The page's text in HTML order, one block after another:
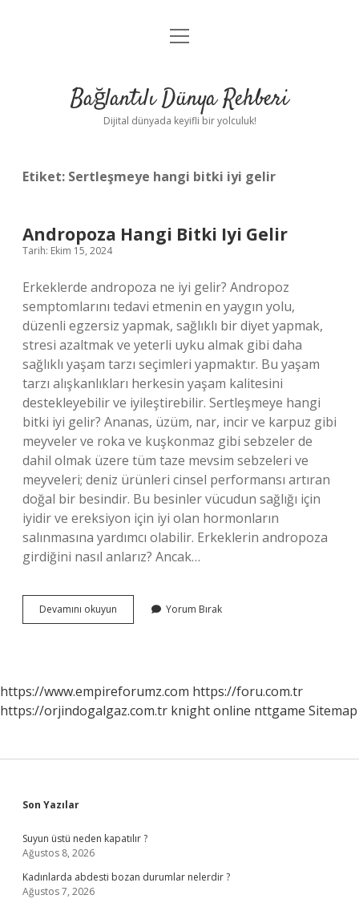
Anasayfa
Yasal Uyarı
menüyü
Bağlantılı Dünya Rehberi
Dijital dünyada keyifli bir yolculuk!
Etiket: Sertleşmeye hangi bitki iyi gelir
Andropoza Hangi Bitki Iyi Gelir
Tarih: Ekim 15, 2024
Erkeklerde andropoza ne iyi gelir? Andropoz
semptomlarını tedavi etmenin en yaygın yolu,
düzenli egzersiz yapmak, sağlıklı bir diyet yapmak,
stresi azaltmak ve yeterli uyku almak gibi daha
sağlıklı yaşam tarzı seçimleri yapmaktır. Bu yaşam
tarzı alışkanlıkları herkesin yaşam kalitesini
destekleyebilir ve iyileştirebilir. Sertleşmeye hangi
bitki iyi gelir? Ananas, üzüm, nar, incir ve karpuz gibi
meyveler ve roka ve kuşkonmaz gibi sebzeler de
dahil olmak üzere tüm taze mevsim sebzeleri ve
meyveleri; deniz ürünleri cinsel performansı artıran
doğal bir besindir. Bu besinler vücudun sağlığı için
iyidir ve ereksiyon için iyi olan hormonların
salınmasına yardımcı olabilir. Erkeklerin andropoza
girdiğini nasıl anlarız? Ancak…
Devamını okuyun Andropoza
Hangi
Yorum Bırak
https://www.empireforumz.com https://foru.com.tr
https://orjindogalgaz.com.tr knight online nttgame Sitemap
Sidebar
Son Yazılar
Suyun üstü neden kapatılır ?
Ağustos 8, 2026
Kadınlarda abdesti bozan durumlar nelerdir ?
Ağustos 7, 2026